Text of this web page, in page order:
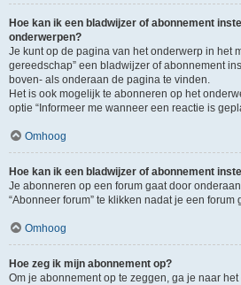
Hoe kan ik een bladwijzer of abonnement
onderwerpen?
Je kunt op de pagina van het onderwerp in het
gereedschap” een bladwijzer of abonnement
boven- als onderaan de pagina te vinden.
Het is ook mogelijk te abonneren op het
optie “Informeer me wanneer een reactie is
Omhoog
Hoe kan ik een bladwijzer of abonnement
Je abonneren op een forum gaat door
“Abonneer forum” te klikken nadat je een forum
Omhoog
Hoe zeg ik mijn abonnement op?
Om je abonnement op te zeggen, ga je naar